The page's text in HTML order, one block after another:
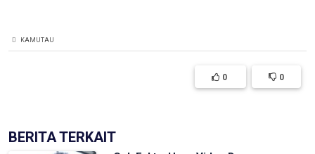
KAMUTAU
0 0
BERITA TERKAIT